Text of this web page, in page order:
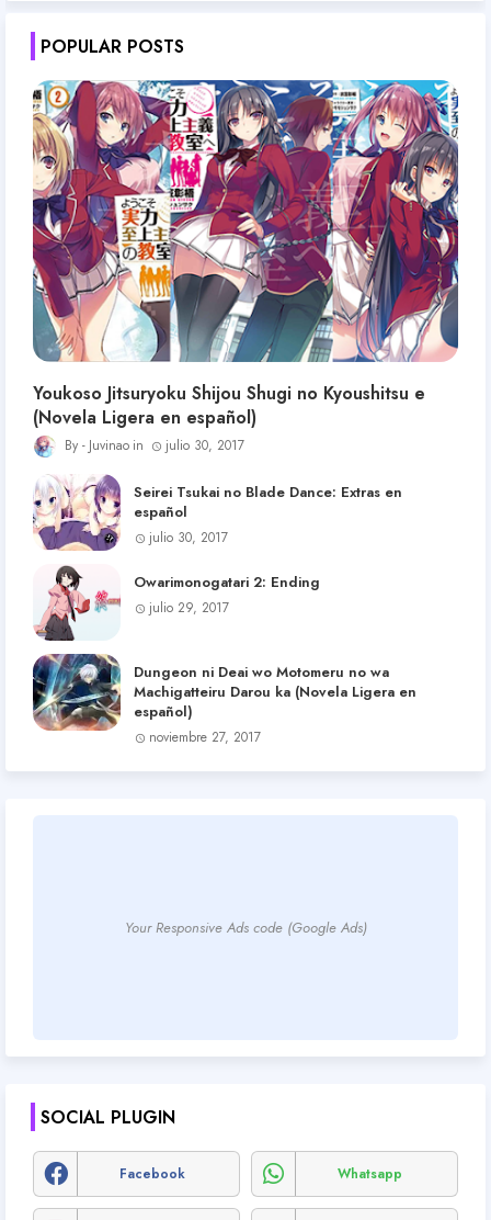
POPULAR POSTS
Youkoso Jitsuryoku Shijou Shugi no Kyoushitsu e
(Novela Ligera en español)
Juvinao julio 30, 2017
Seirei Tsukai no Blade Dance: Extras en
español
julio 30, 2017
Owarimonogatari 2: Ending
julio 29, 2017
Dungeon ni Deai wo Motomeru no wa
Machigatteiru Darou ka (Novela Ligera en
español)
noviembre 27, 2017
Your Responsive Ads code (Google Ads)
SOCIAL PLUGIN
Facebook Whatsapp